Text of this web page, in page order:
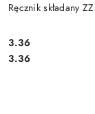
Ręcznik składany
Cena:
3.36
Cena:
3.36